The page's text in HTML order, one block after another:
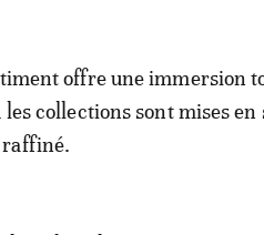
offre une immersion
collections sont mises en